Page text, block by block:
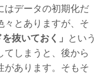
はデータの初期化だ
々とありますが、そ
抜いておく」
という
てしまうと、後から
があります。そもそ